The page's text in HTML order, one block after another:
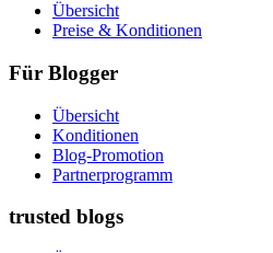
Übersicht
Preise & Konditionen
Für Blogger
Übersicht
Konditionen
Blog-Promotion
Partnerprogramm
trusted blogs